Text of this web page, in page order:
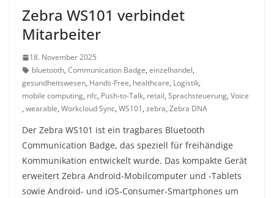
Zebra WS101 verbindet
Mitarbeiter
18. November 2025
bluetooth, Communication Badge, einzelhandel,
gesundheitswesen, Hands-Free, healthcare, Logistik,
mobile computing, nfc, Push-to-Talk, retail, Sprachsteuerung, Voice
, wearable, Workcloud Sync, WS101, zebra, Zebra DNA
Der Zebra WS101 ist ein tragbares Bluetooth
Communication Badge, das speziell für freihändige
Kommunikation entwickelt wurde. Das kompakte Gerät
erweitert Zebra Android-Mobilcomputer und -Tablets
sowie Android- und iOS-Consumer-Smartphones um